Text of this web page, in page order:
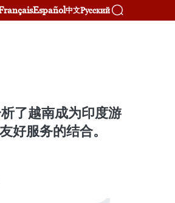
Español中文Русский
了越南成为印度游
好服务的结合。